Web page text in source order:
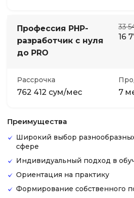
Профессия PHP-
разработчик с нуля
до PRO
33
16
Рассрочка
762 412 сум/мес 7
Преимущества
Широкий выбор
сфере
Индивидуальный подход в
Ориентация на практику
Формирование собственного